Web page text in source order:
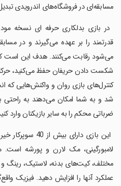
مسابقه‌ای در فروشگاه‌های اندرویدی
در بازی بدلکاری حرفه ای نسخه
قدرتمند را بر عهده می‌گیرند و در
می‌شود رقابت می‌کنند. هدف این است
شکست دادن حریفان حفظ می‌کنید،
کنترل‌های بازی روان و واکنش‌هایی که
شد و به شما امکان می‌دهند به راحتی
ضرباتی محکم را به سایر بازیکنان وارد
این بازی دارای
لامبورگینی، مک لارن و پورشه است.
مختلف، کیت‌های بدنه، لاستیک، رینگ و
عملکرد آنها را افزایش دهید. فیزیک